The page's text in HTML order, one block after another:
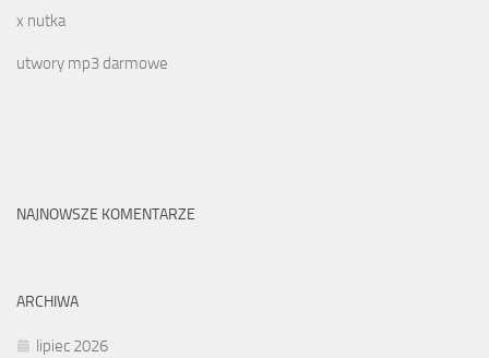
x nutka
utwory mp3 darmowe
NAJNOWSZE KOMENTARZE
ARCHIWA
lipiec 2026